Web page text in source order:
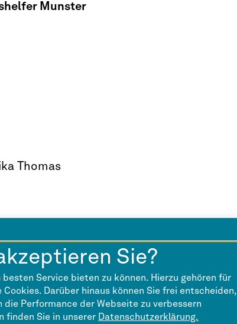
Sie?
Service bieten zu können. Hierzu gehören für
Darüber hinaus können Sie frei entscheiden,
Performance der Webseite zu verbessern
finden Sie in unserer Datenschutzerklärung.
Munster
Thomas